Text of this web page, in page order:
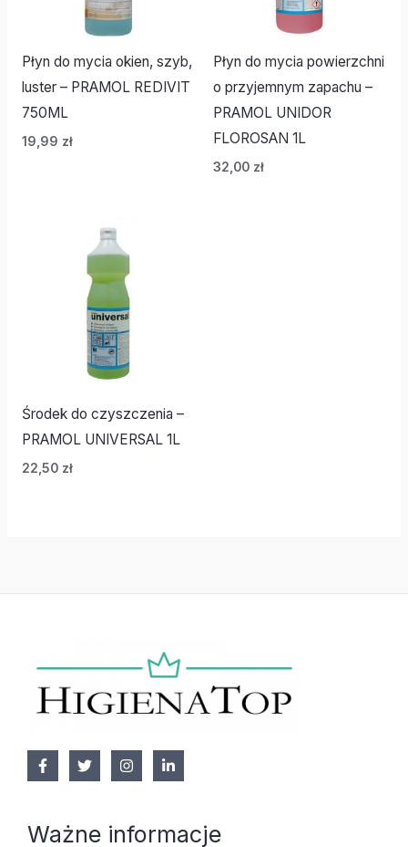
Płyn do mycia okien, szyb,
luster – PRAMOL REDIVIT
750ML
19,99 zł
Płyn do mycia powierzchni
o przyjemnym zapachu –
PRAMOL UNIDOR
FLOROSAN 1L
32,00 zł
Środek do czyszczenia –
PRAMOL UNIVERSAL 1L
22,50 zł
Ważne informacje